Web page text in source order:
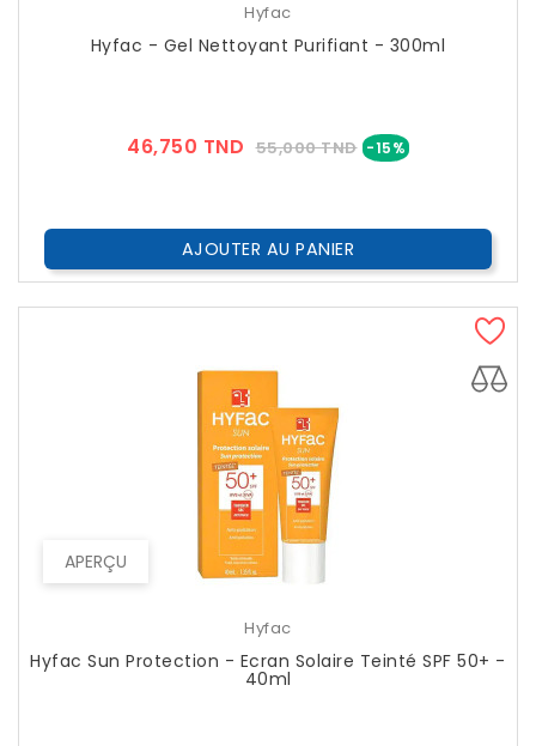
Hyfac
Hyfac - Gel Nettoyant Purifiant - 300ml
46,750 TND Prix
55,000 TND -15%Prix
AJOUTER AU PANIER
APERÇU
Hyfac
Hyfac Sun Protection - Ecran Solaire Teinté SPF 50+ -
40ml